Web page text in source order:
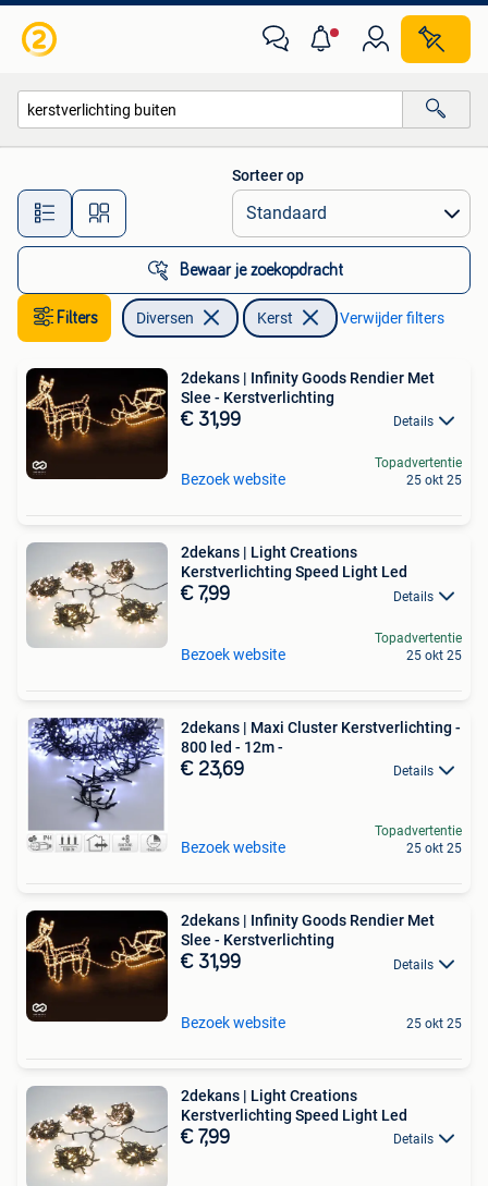
Alle afstanden…
Sorteer op
Bewaar je zoekopdracht
Filters Diversen Kerst Verwijder filters
2dekans | Infinity Goods Rendier Met
Slee - Kerstverlichting
€ 31,99 Details
Bezoek website
Topadvertentie
25 okt 25
2dekans | Light Creations
Kerstverlichting Speed Light Led
€ 7,99 Details
Bezoek website
Topadvertentie
25 okt 25
2dekans | Maxi Cluster Kerstverlichting -
800 led - 12m -
€ 23,69 Details
Bezoek website
Topadvertentie
25 okt 25
2dekans | Infinity Goods Rendier Met
Slee - Kerstverlichting
€ 31,99 Details
Bezoek website 25 okt 25
2dekans | Light Creations
Kerstverlichting Speed Light Led
€ 7,99 Details